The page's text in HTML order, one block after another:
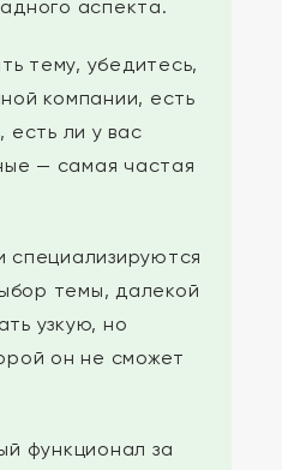
аспекта.
тему, убедитесь,
компании, есть
есть ли у вас
— самая частая
специализируются
темы, далекой
узкую, но
он не сможет
функционал за